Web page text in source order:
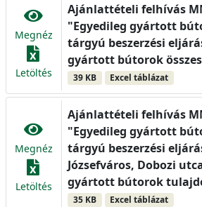
Megnéz
Letöltés
Ajánlattételi felhívás
"Egyedileg gyártott
tárgyú beszerzési
gyártott bútorok
39 KB Excel táblázat
Megnéz
Letöltés
Ajánlattételi felhívás
"Egyedileg gyártott
tárgyú beszerzési
Józsefváros, Dobozi
gyártott bútorok
35 KB Excel táblázat